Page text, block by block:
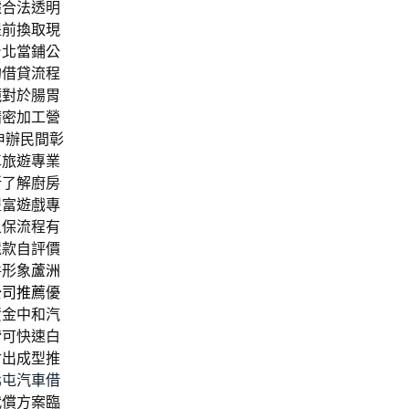
法透明
換取現
當鋪公
貸流程
對於腸胃
加工營
辦民間彰
遊專業
了解廚房
遊戲專
流程有
自評價
象蘆洲
推薦優
中和汽
快速白
成型推
汽車借
方案臨